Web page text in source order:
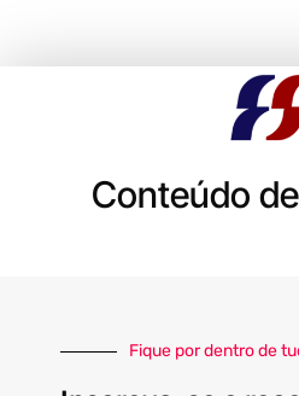
Conteúdo
Fique por dentro de